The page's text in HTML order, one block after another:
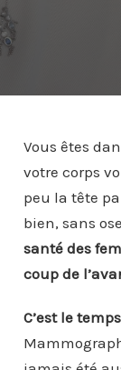
Vous êtes
votre corps
peu la tête
bien, sans
santé des
coup de
C’est le